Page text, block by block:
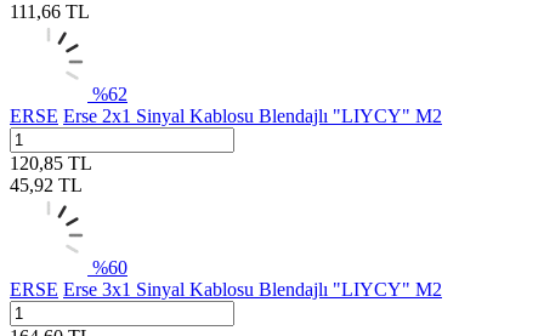
111,66 TL
%62
ERSE Erse 2x1 Sinyal Kablosu Blendajlı "LIYCY" M2
120,85 TL
45,92 TL
%60
ERSE Erse 3x1 Sinyal Kablosu Blendajlı "LIYCY" M2